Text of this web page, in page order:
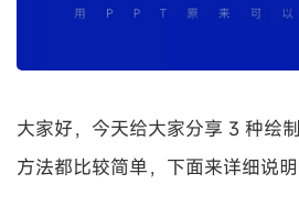
大家好，今天给大家分享 3 种绘制
方法都比较简单，下面来详细说明